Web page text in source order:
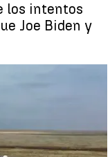
los intentos
Joe Biden y